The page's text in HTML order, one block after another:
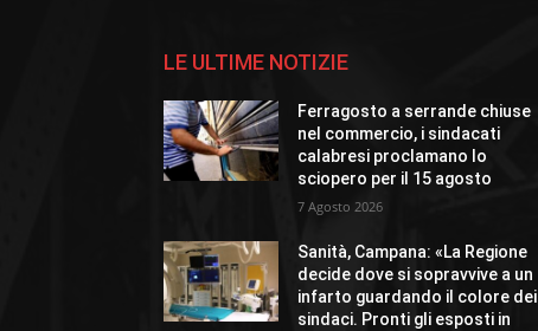
LE ULTIME NOTIZIE
Ferragosto a serrande chiuse
nel commercio, i sindacati
calabresi proclamano lo
sciopero per il 15 agosto
7 Agosto 2026
Sanità, Campana: «La Regione
decide dove si sopravvive a un
infarto guardando il colore dei
sindaci. Pronti gli esposti in